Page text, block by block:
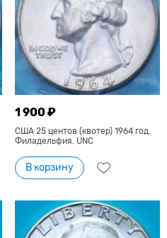
1 900 ₽
США 25 центов (квотер) 1964 год.
Филадельфия. UNC
В корзину